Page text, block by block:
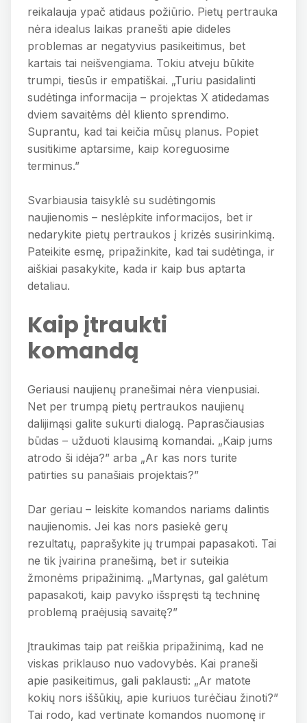
reikalauja ypač atidaus požiūrio. Pietų pertrauka
nėra idealus laikas pranešti apie dideles
problemas ar negatyvius pasikeitimus, bet
kartais tai neišvengiama. Tokiu atveju būkite
trumpi, tiesūs ir empatiškai. „Turiu pasidalinti
sudėtinga informacija – projektas X atidedamas
dviem savaitėms dėl kliento sprendimo.
Suprantu, kad tai keičia mūsų planus. Popiet
susitikime aptarsime, kaip koreguosime
terminus.”
Svarbiausia taisyklė su sudėtingomis
naujienomis – neslėpkite informacijos, bet ir
nedarykite pietų pertraukos į krizės susirinkimą.
Pateikite esmę, pripažinkite, kad tai sudėtinga, ir
aiškiai pasakykite, kada ir kaip bus aptarta
detaliau.
Kaip įtraukti
komandą
Geriausi naujienų pranešimai nėra vienpusiai.
Net per trumpą pietų pertraukos naujienų
dalijimąsi galite sukurti dialogą. Paprasčiausias
būdas – užduoti klausimą komandai. „Kaip jums
atrodo ši idėja?” arba „Ar kas nors turite
patirties su panašiais projektais?”
Dar geriau – leiskite komandos nariams dalintis
naujienomis. Jei kas nors pasiekė gerų
rezultatų, paprašykite jų trumpai papasakoti. Tai
ne tik įvairina pranešimą, bet ir suteikia
žmonėms pripažinimą. „Martynas, gal galėtum
papasakoti, kaip pavyko išspręsti tą techninę
problemą praėjusią savaitę?”
Įtraukimas taip pat reiškia pripažinimą, kad ne
viskas priklauso nuo vadovybės. Kai praneši
apie pasikeitimus, gali paklausti: „Ar matote
kokių nors iššūkių, apie kuriuos turėčiau žinoti?”
Tai rodo, kad vertinate komandos nuomonę ir